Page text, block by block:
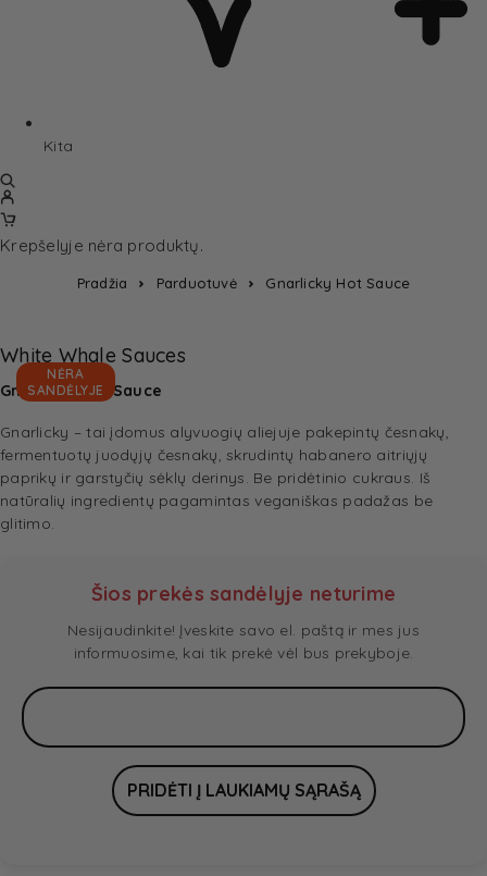
Kita
Krepšelyje nėra produktų.
Pradžia Parduotuvė Gnarlicky Hot Sauce
NĖRA
SANDĖLYJE
White Whale Sauces
Gnarlicky Hot Sauce
Gnarlicky – tai įdomus alyvuogių aliejuje pakepintų česnakų,
fermentuotų juodųjų česnakų, skrudintų habanero aitriųjų
paprikų ir garstyčių sėklų derinys. Be pridėtinio cukraus. Iš
natūralių ingredientų pagamintas veganiškas padažas be
glitimo.
Šios prekės sandėlyje neturime
Nesijaudinkite! Įveskite savo el. paštą ir mes jus
informuosime, kai tik prekė vėl bus prekyboje.